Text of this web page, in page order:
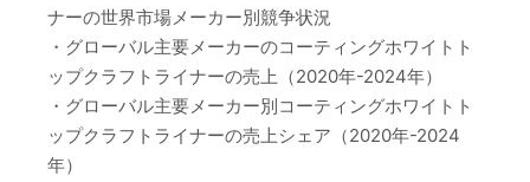
ナーの世界市場メーカー別競争状況
・グローバル主要メーカーのコーティングホワイトト
ップクラフトライナーの売上（2020年-2024年）
・グローバル主要メーカー別コーティングホワイトト
ップクラフトライナーの売上シェア（2020年-2024
年）